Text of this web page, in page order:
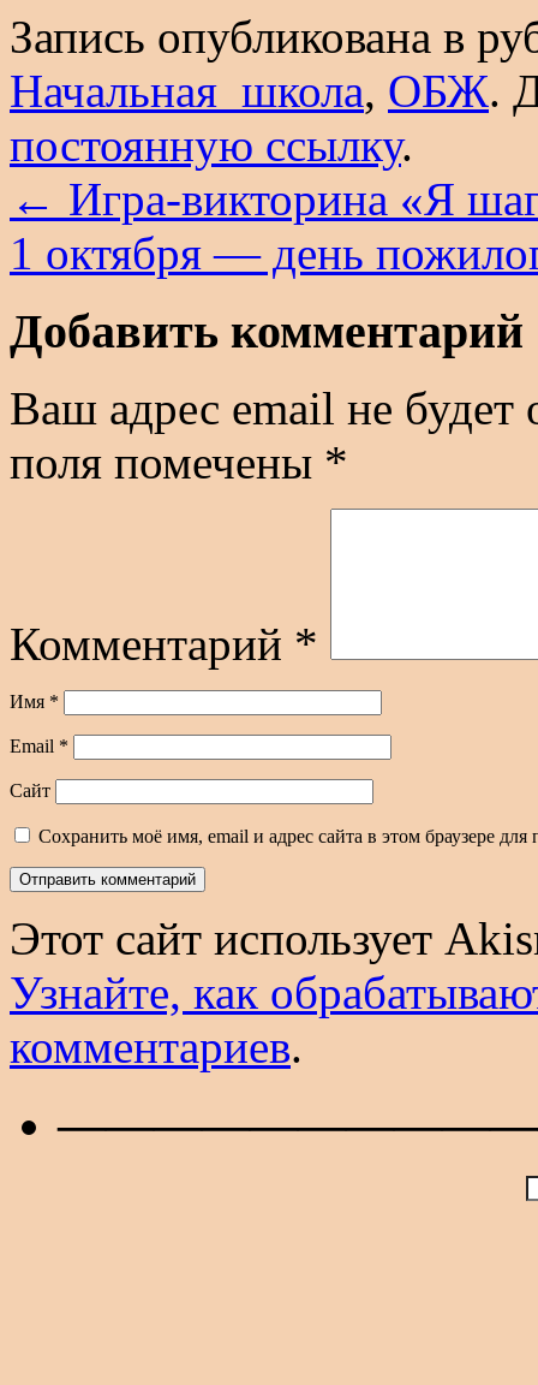
Запись опубликована в
Начальная_школа, ОБЖ.
постоянную ссылку.
← Игра-викторина «Я
1 октября — день
Добавить комментарий
Ваш адрес email не будет
поля помечены *
Комментарий *
Имя *
Email *
Сайт
Сохранить моё имя, email и адрес сайта в этом браузере
Этот сайт использует
Узнайте, как
комментариев.